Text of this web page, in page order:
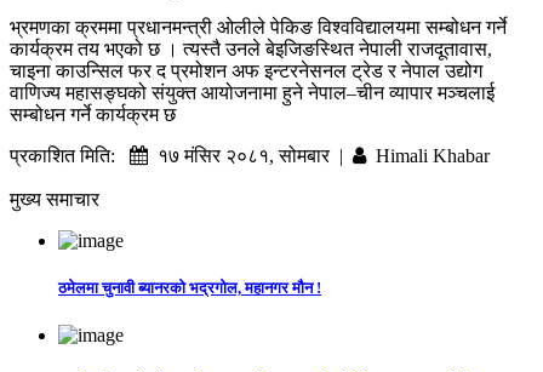
भ्रमणका क्रममा प्रधानमन्त्री ओलीले पेकिङ विश्वविद्यालयमा सम्बोधन गर्ने
कार्यक्रम तय भएको छ । त्यस्तै उनले बेइजिङस्थित नेपाली राजदूतावास,
चाइना काउन्सिल फर द प्रमोशन अफ इन्टरनेसनल ट्रेड र नेपाल उद्योग
वाणिज्य महासङ्घको संयुक्त आयोजनामा हुने नेपाल–चीन व्यापार मञ्चलाई
सम्बोधन गर्ने कार्यक्रम छ
प्रकाशित मिति:
१७ मंसिर २०८१, सोमबार | Himali Khabar
मुख्य समाचार
ठमेलमा चुनावी ब्यानरको भद्रगोल, महानगर मौन !